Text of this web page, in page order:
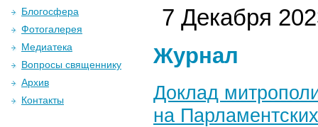
7 Декабря
Журнал
Доклад
на
Блогосфера
Фотогалерея
Медиатека
Вопросы священнику
Архив
Контакты